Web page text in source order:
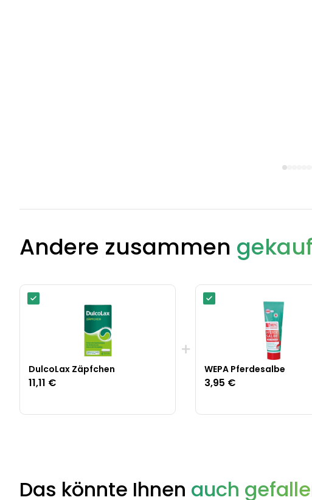
Andere zusammen
DulcoLax Zäpfchen
11,11 €
+
WEPA Pferdesalbe
3,95 €
Das könnte Ihnen auch